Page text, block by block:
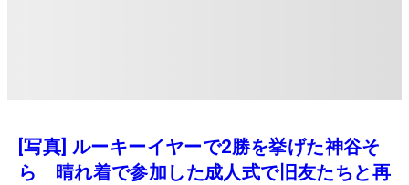
[写真] ルーキーイヤーで2勝を挙げた神谷そ
ら 晴れ着で参加した成人式で旧友たちと再